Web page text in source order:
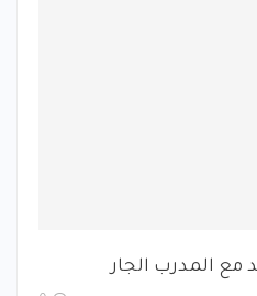
مع المدرب الجار